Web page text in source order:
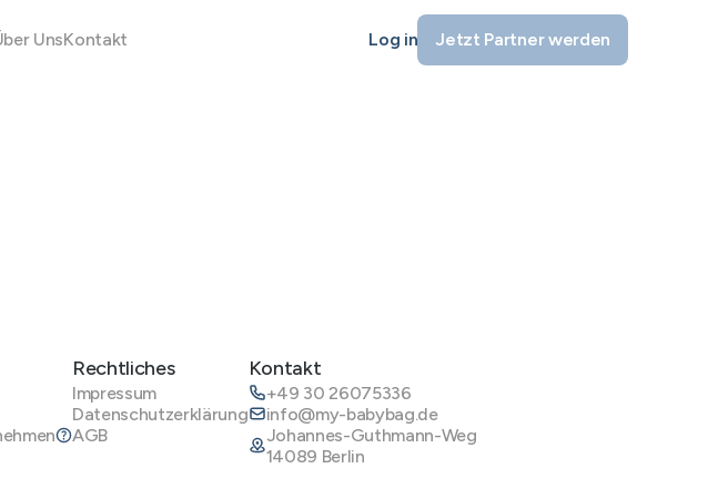
UnsKontakt Log in Jetzt Partner werden
Rechtliches
Impressum
Datenschutzerklärung
AGB
Kontakt
+49 30 26075336
info@my-babybag.de
Johannes-Guthmann-Weg
14089 Berlin